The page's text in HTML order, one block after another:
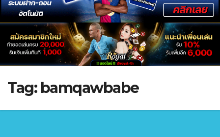
Tag: bamqawbabe